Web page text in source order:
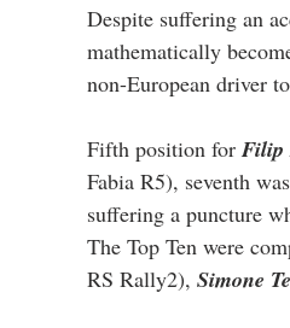
Despite suffering an
mathematically
non-European driver
Fifth position for Filip
Fabia R5), seventh
suffering a puncture
The Top Ten were
RS Rally2), Simone